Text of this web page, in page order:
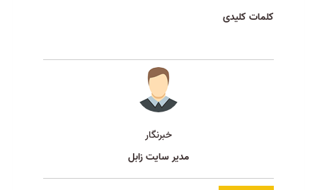
کلمات کلیدی
خبرنگار
مدیر سایت زابل